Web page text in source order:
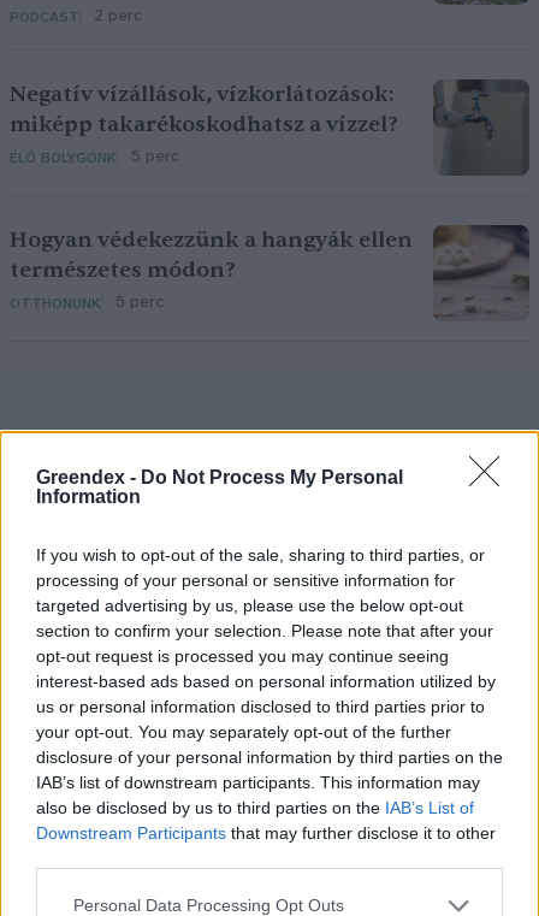
Greendex - Do Not Process My Personal
Information
If you wish to opt-out of the sale, sharing to third parties, or
processing of your personal or sensitive information for
targeted advertising by us, please use the below opt-out
section to confirm your selection. Please note that after your
opt-out request is processed you may continue seeing
interest-based ads based on personal information utilized by
us or personal information disclosed to third parties prior to
your opt-out. You may separately opt-out of the further
disclosure of your personal information by third parties on the
IAB’s list of downstream participants. This information may
also be disclosed by us to third parties on the IAB’s List of
Downstream Participants that may further disclose it to other
Personal Data Processing Opt Outs
PODCAST 2 perc
Negatív vízállások, vízkorlátozások:
miképp takarékoskodhatsz a vízzel?
ÉLŐ BOLYGÓNK 5 perc
Hogyan védekezzünk a hangyák ellen
természetes módon?
OTTHONUNK 5 perc
„Mindegy már, hogy milyen
víz, csak víz legyen” |
Holnapután
A
az ember